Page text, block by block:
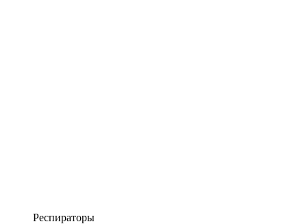
Респираторы